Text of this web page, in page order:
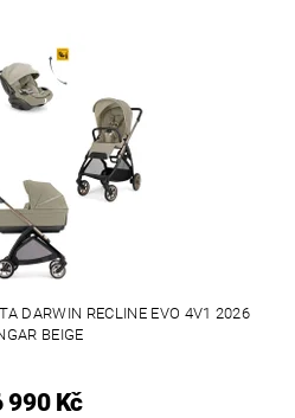
DARWIN RECLINE EVO 4V1 2026
BEIGE
990 Kč